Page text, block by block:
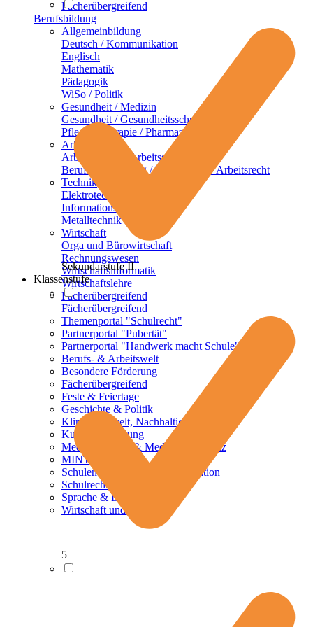
Fächerübergreifend
Berufsbildung
Allgemeinbildung
Deutsch / Kommunikation
Englisch
Mathematik
Pädagogik
WiSo / Politik
Gesundheit / Medizin
Gesundheit / Gesundheitsschutz
Pflege / Therapie / Pharmazie
Arbeit / Beruf
Arbeitsschutz / Arbeitssicherheit
Berufsvorbereitung / Berufsalltag / Arbeitsrecht
Technik
Elektrotechnik
Informationstechnik
Metalltechnik
Wirtschaft
Orga und Bürowirtschaft
Rechnungswesen
Wirtschaftsinformatik
Wirtschaftslehre
Fächerübergreifend
Fächerübergreifend
Themenportal "Schulrecht"
Partnerportal "Pubertät"
Partnerportal "Handwerk macht Schule"
Berufs- & Arbeitswelt
Besondere Förderung
Fächerübergreifend
Feste & Feiertage
Geschichte & Politik
Klima, Umwelt, Nachhaltigkeit
Kulturelle Bildung
Mediennutzung & Medienkompetenz
MINT
Schulentwicklung und Organisation
Schulrecht
Sprache & Literatur
Wirtschaft und Finanzen
Sekundarstufe II
Klassenstufe
5